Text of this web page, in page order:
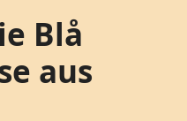
Blå
aus